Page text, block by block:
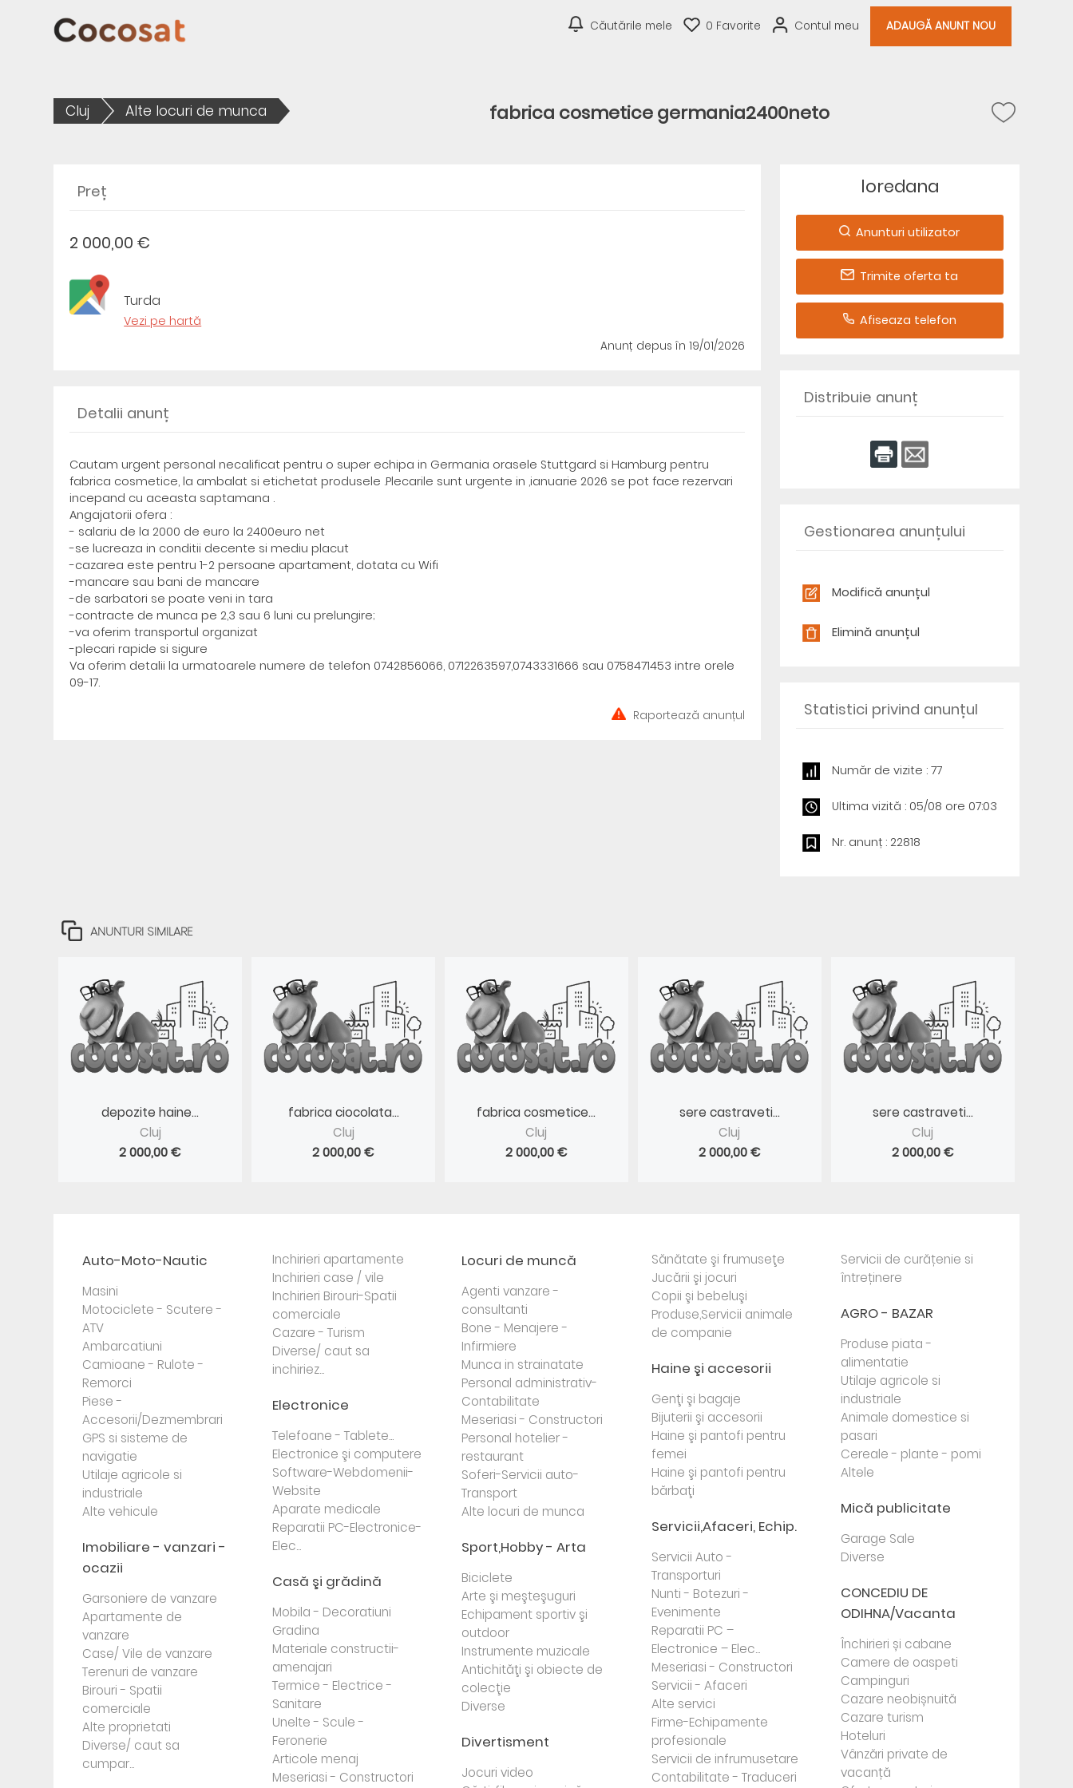
Căutările mele 0 Favorite Contul meu ADAUGĂ ANUNT NOU
Cluj Alte locuri de munca fabrica cosmetice germania2400neto
Preț
2 000,00 €
Turda
Vezi pe hartă
Anunț depus în 19/01/2026
Detalii anunț
Cautam urgent personal necalificat pentru o super echipa in Germania orasele Stuttgard si Hamburg pentru
fabrica cosmetice, la ambalat si etichetat produsele .Plecarile sunt urgente in ,ianuarie 2026 se pot face rezervari
incepand cu aceasta saptamana .
Angajatorii ofera :
- salariu de la 2000 de euro la 2400euro net
-se lucreaza in conditii decente si mediu placut
-cazarea este pentru 1-2 persoane apartament, dotata cu Wifi
-mancare sau bani de mancare
-de sarbatori se poate veni in tara
-contracte de munca pe 2,3 sau 6 luni cu prelungire;
-va oferim transportul organizat
-plecari rapide si sigure
Va oferim detalii la urmatoarele numere de telefon 0742856066, 0712263597,0743331666 sau 0758471453 intre orele
09-17.
Raportează anunțul
loredana
Anunturi utilizator
Trimite oferta ta
Afiseaza telefon
Distribuie anunț
Gestionarea anunțului
Modifică anunțul
Elimină anunțul
Statistici privind anunțul
Număr de vizite : 77
Ultima vizită : 05/08 ore 07:03
Nr. anunț : 22818
ANUNTURI SIMILARE
depozite haine...
Cluj
2 000,00 €
fabrica ciocolata...
Cluj
2 000,00 €
fabrica cosmetice...
Cluj
2 000,00 €
sere castraveti...
Cluj
2 000,00 €
sere castraveti...
Cluj
2 000,00 €
Auto-Moto-Nautic
Masini
Motociclete - Scutere -
ATV
Ambarcatiuni
Camioane - Rulote -
Remorci
Piese -
Accesorii/Dezmembrari
GPS si sisteme de
navigatie
Utilaje agricole si
industriale
Alte vehicule
Imobiliare - vanzari -
ocazii
Garsoniere de vanzare
Apartamente de
vanzare
Case/ Vile de vanzare
Terenuri de vanzare
Birouri - Spatii
comerciale
Alte proprietati
Diverse/ caut sa
cumpar...
Inchirieri apartamente
Inchirieri case / vile
Inchirieri Birouri-Spatii
comerciale
Cazare - Turism
Diverse/ caut sa
inchiriez...
Electronice
Telefoane - Tablete...
Electronice şi computere
Software-Webdomenii-
Website
Aparate medicale
Reparatii PC-Electronice-
Elec...
Casă şi grădină
Mobila - Decoratiuni
Gradina
Materiale constructii-
amenajari
Termice - Electrice -
Sanitare
Unelte - Scule -
Feronerie
Articole menaj
Meseriasi - Constructori
Locuri de muncă
Agenti vanzare -
consultanti
Bone - Menajere -
Infirmiere
Munca in strainatate
Personal administrativ-
Contabilitate
Meseriasi - Constructori
Personal hotelier -
restaurant
Soferi-Servicii auto-
Transport
Alte locuri de munca
Sport,Hobby - Arta
Biciclete
Arte şi meşteşuguri
Echipament sportiv şi
outdoor
Instrumente muzicale
Antichităţi şi obiecte de
colecţie
Diverse
Divertisment
Jocuri video
Sănătate şi frumuseţe
Jucării şi jocuri
Copii şi bebeluşi
Produse,Servicii animale
de companie
Haine şi accesorii
Genţi şi bagaje
Bijuterii şi accesorii
Haine şi pantofi pentru
femei
Haine şi pantofi pentru
bărbaţi
Servicii,Afaceri, Echip.
Servicii Auto -
Transporturi
Nunti - Botezuri -
Evenimente
Reparatii PC –
Electronice – Elec...
Meseriasi - Constructori
Servicii - Afaceri
Alte servici
Firme-Echipamente
profesionale
Servicii de infrumusetare
Contabilitate - Traduceri
Servicii de curățenie si
întreținere
AGRO - BAZAR
Produse piata -
alimentatie
Utilaje agricole si
industriale
Animale domestice si
pasari
Cereale - plante - pomi
Altele
Mică publicitate
Garage Sale
Diverse
CONCEDIU DE
ODIHNA/Vacanta
Închirieri și cabane
Camere de oaspeti
Campinguri
Cazare neobișnuită
Cazare turism
Hoteluri
Vânzări private de
vacanță